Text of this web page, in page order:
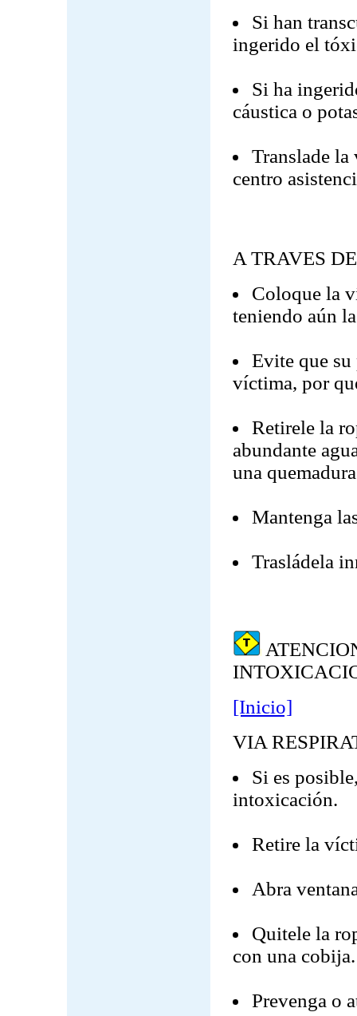
Si han
ingerido el
Si ha
cáustica o
Translade
centro
A TRAVES
Coloque la
teniendo aún
Evite que su
víctima, por
Retirele la
abundante
una
Mantenga
Trasládela
[Inicio]
VIA
Si es
intoxicación.
Retire la
Abra
Quitele la
con una cobija.
Prevenga o